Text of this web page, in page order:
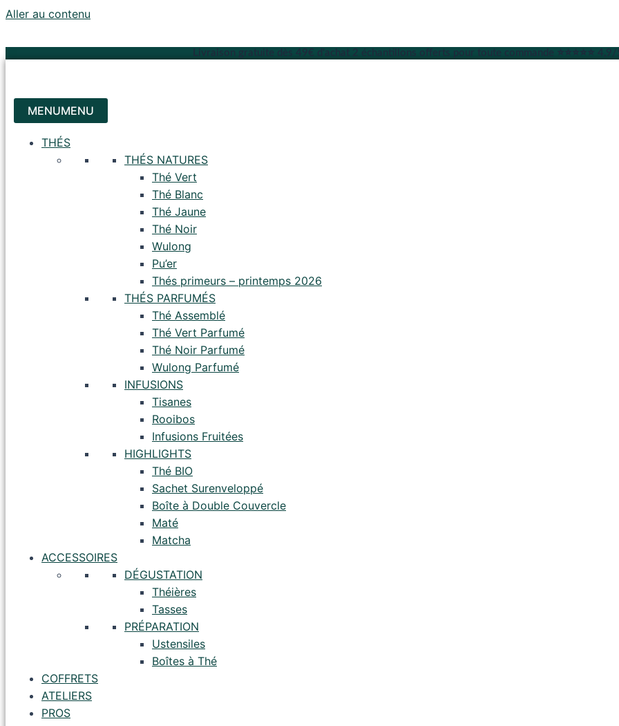
Aller au contenu
Livraison gratuite dès 49€ d'achat 2 échantillons offerts pour toute commande ⭐⭐⭐⭐⭐
MENUMENU
THÉS
THÉS NATURES
Thé Vert
Thé Blanc
Thé Jaune
Thé Noir
Wulong
Pu’er
Thés primeurs – printemps 2026
THÉS PARFUMÉS
Thé Assemblé
Thé Vert Parfumé
Thé Noir Parfumé
Wulong Parfumé
INFUSIONS
Tisanes
Rooibos
Infusions Fruitées
HIGHLIGHTS
Thé BIO
Sachet Surenveloppé
Boîte à Double Couvercle
Maté
Matcha
ACCESSOIRES
DÉGUSTATION
Théières
Tasses
PRÉPARATION
Ustensiles
Boîtes à Thé
COFFRETS
ATELIERS
PROS